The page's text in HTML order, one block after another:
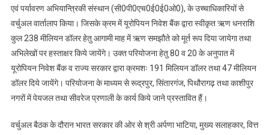
पर
हस्ताक्षर
एवं पर्यावरण अभियान्त्रिकी संस्थान (सी0पी0एच0ई0ई0ओ0), के उच्चाधिकारियों से
वर्चुअल वार्तालाप किया। जिसके क्रम में यूरोपियन निवेश बैंक द्वारा स्वीकृत ऋण धनराशि
कुल 238 मीलियन डॉलर हेतु आगामी माह में ऋण समझौते को मूर्त रूप दिया जायेगा तथा
अभिलेखों पर हस्ताक्षर किये जायेंगे। उक्त परियोजना हेतु 80 व 20 के अनुपात में
यूरोपियन निवेश बैंक व राज्य सरकार द्वारा क्रमशः 191 मिलियन डॉलर तथा 47 मीलियन
डॉलर दिये जायेंगे। परियोजना के माध्यम से रूद्रपुर, सिंतारगंज, पिथौरागढ़ तथा काशीपुर
नगरों में पेयजल तथा सीवरेज प्रणाली के कार्य किये जाने प्रस्तावित हैं।
वर्चुअल बैठक के दौरान भारत सरकार की ओर से श्री अर्पणा भाटिया, मुख्य सलाहकार, वित्त